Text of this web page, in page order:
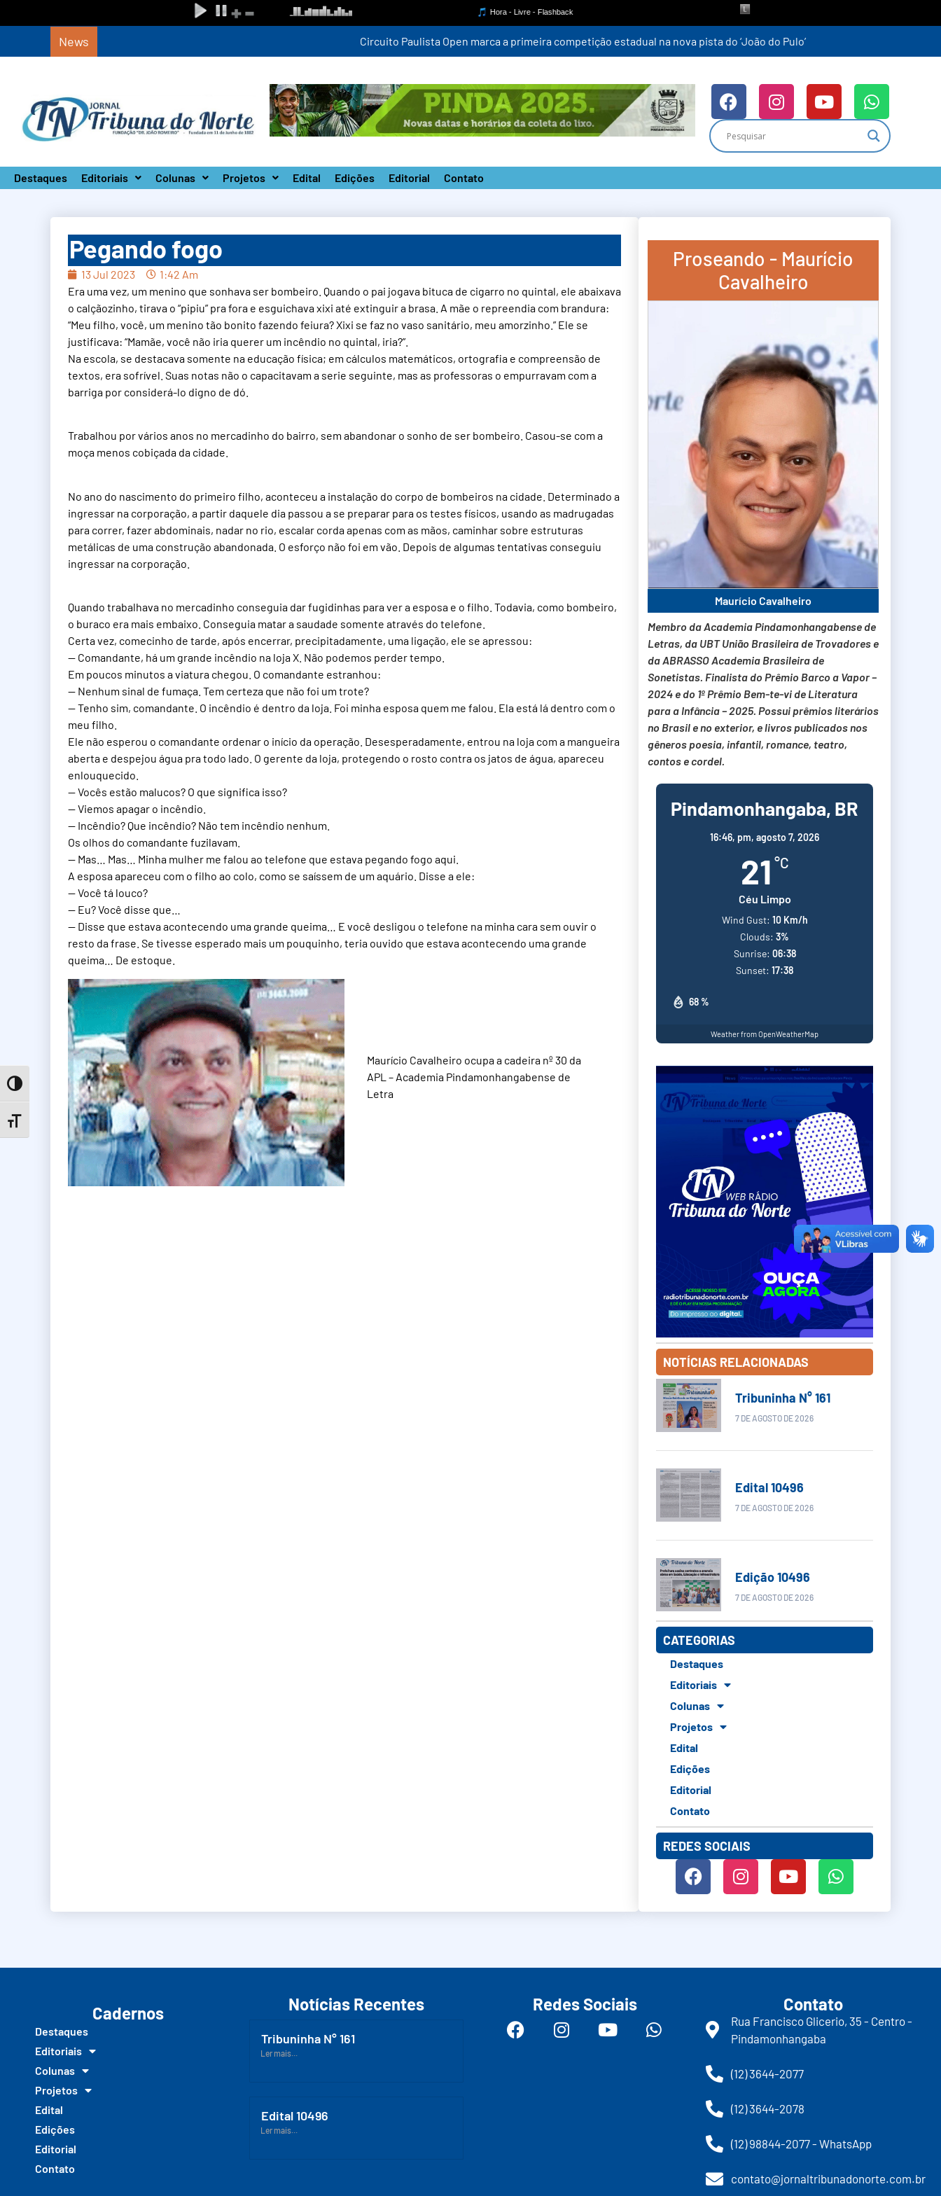
Toggle High Contrast
Toggle Font size
News Circuito Paulista Open marca a primeira competição estadual na nova pista do ‘João do Pulo’
Destaques Editoriais Colunas Projetos Edital Edições Editorial Contato
Pegando fogo
13 Jul 2023
1:42 Am
Era uma vez, um menino que sonhava ser bombeiro. Quando o pai jogava bituca de cigarro no quintal, ele abaixava
o calçãozinho, tirava o “pipiu” pra fora e esguichava xixi até extinguir a brasa. A mãe o repreendia com brandura:
“Meu filho, você, um menino tão bonito fazendo feiura? Xixi se faz no vaso sanitário, meu amorzinho.” Ele se
justificava: “Mamãe, você não iria querer um incêndio no quintal, iria?”.
Na escola, se destacava somente na educação física; em cálculos matemáticos, ortografia e compreensão de
textos, era sofrível. Suas notas não o capacitavam a serie seguinte, mas as professoras o empurravam com a
barriga por considerá-lo digno de dó.
Trabalhou por vários anos no mercadinho do bairro, sem abandonar o sonho de ser bombeiro. Casou-se com a
moça menos cobiçada da cidade.
No ano do nascimento do primeiro filho, aconteceu a instalação do corpo de bombeiros na cidade. Determinado a
ingressar na corporação, a partir daquele dia passou a se preparar para os testes físicos, usando as madrugadas
para correr, fazer abdominais, nadar no rio, escalar corda apenas com as mãos, caminhar sobre estruturas
metálicas de uma construção abandonada. O esforço não foi em vão. Depois de algumas tentativas conseguiu
ingressar na corporação.
Quando trabalhava no mercadinho conseguia dar fugidinhas para ver a esposa e o filho. Todavia, como bombeiro,
o buraco era mais embaixo. Conseguia matar a saudade somente através do telefone.
Certa vez, comecinho de tarde, após encerrar, precipitadamente, uma ligação, ele se apressou:
— Comandante, há um grande incêndio na loja X. Não podemos perder tempo.
Em poucos minutos a viatura chegou. O comandante estranhou:
— Nenhum sinal de fumaça. Tem certeza que não foi um trote?
— Tenho sim, comandante. O incêndio é dentro da loja. Foi minha esposa quem me falou. Ela está lá dentro com o
meu filho.
Ele não esperou o comandante ordenar o início da operação. Desesperadamente, entrou na loja com a mangueira
aberta e despejou água pra todo lado. O gerente da loja, protegendo o rosto contra os jatos de água, apareceu
enlouquecido.
— Vocês estão malucos? O que significa isso?
— Viemos apagar o incêndio.
— Incêndio? Que incêndio? Não tem incêndio nenhum.
Os olhos do comandante fuzilavam.
— Mas… Mas… Minha mulher me falou ao telefone que estava pegando fogo aqui.
A esposa apareceu com o filho ao colo, como se saíssem de um aquário. Disse a ele:
— Você tá louco?
— Eu? Você disse que…
— Disse que estava acontecendo uma grande queima… E você desligou o telefone na minha cara sem ouvir o
resto da frase. Se tivesse esperado mais um pouquinho, teria ouvido que estava acontecendo uma grande
queima… De estoque.
Maurício Cavalheiro ocupa a cadeira nº 30 da
APL – Academia Pindamonhangabense de
Letra
Proseando - Maurício
Cavalheiro
Maurício Cavalheiro
Membro da Academia Pindamonhangabense de
Letras, da UBT União Brasileira de Trovadores e
da ABRASSO Academia Brasileira de
Sonetistas. Finalista do Prêmio Barco a Vapor –
2024 e do 1º Prêmio Bem-te-vi de Literatura
para a Infância – 2025. Possui prêmios literários
no Brasil e no exterior, e livros publicados nos
gêneros poesia, infantil, romance, teatro,
contos e cordel.
Pindamonhangaba, BR
16:46, pm, agosto 7, 2026
21 °C
Céu Limpo
68 %
Wind Gust: 10 Km/h
Clouds: 3%
Sunrise: 06:38
Sunset: 17:38
Weather from OpenWeatherMap
NOTÍCIAS RELACIONADAS
Tribuninha N° 161
7 DE AGOSTO DE 2026
Edital 10496
7 DE AGOSTO DE 2026
Edição 10496
7 DE AGOSTO DE 2026
CATEGORIAS
Destaques
Editoriais
Colunas
Projetos
Edital
Edições
Editorial
Contato
REDES SOCIAIS
Cadernos
Destaques
Editoriais
Colunas
Projetos
Edital
Edições
Editorial
Contato
Notícias Recentes
Tribuninha N° 161
Ler mais...
Edital 10496
Ler mais...
Redes Sociais Contato
Rua Francisco Glicerio, 35 - Centro -
Pindamonhangaba
(12) 3644-2077
(12) 3644-2078
(12) 98844-2077 - WhatsApp
contato@jornaltribunadonorte.com.br